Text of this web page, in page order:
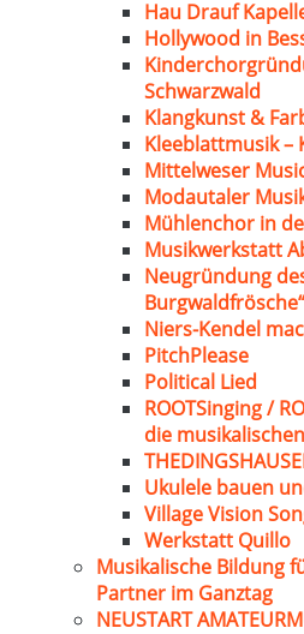
Hau Drauf
Hollywood in
Schwarzwald
Klangkunst &
Kleeblattmusik
Mittelweser
Modautaler
Mühlenchor in
Musikwerkstatt
Neugründung
Burgwaldfrösche“
Niers-Kendel
PitchPlease
Political Lied
ROOTSinging /
die
Ukulele bauen
Village Vision
Werkstatt Quillo
Musikalische Bildung
Partner im Ganztag
NEUSTART